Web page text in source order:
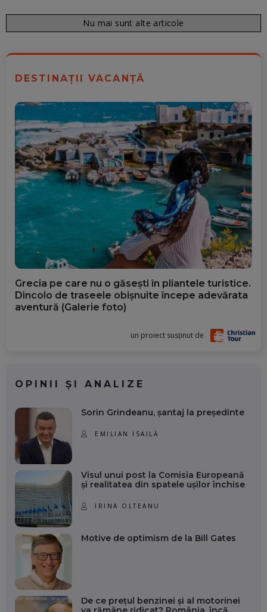
Nu mai sunt alte articole
DESTINAȚII VACANȚĂ
Grecia pe care nu o găsești în pliantele turistice.
Dincolo de traseele obișnuite începe adevărata
aventură (Galerie foto)
un proiect susținut de
OPINII ȘI ANALIZE
Sorin Grindeanu, șantaj la președinte
EMILIAN ISAILĂ
Visul unui post la Comisia Europeană
și realitatea din spatele ușilor închise
IRINA OLTEANU
Motive de optimism de la Bill Gates
De ce prețul benzinei și al motorinei